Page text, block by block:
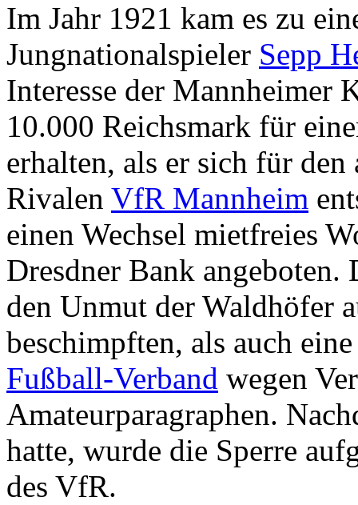
Im Jahr 1921 kam es zu
Jungnationalspieler Sepp
Interesse der Mannheimer
10.000 Reichsmark für
erhalten, als er sich für den
Rivalen VfR Mannheim
einen Wechsel mietfreies
Dresdner Bank
den Unmut der Waldhöfer
beschimpften, als auch
Fußball-Verband wegen
Amateurparagraphen.
hatte, wurde die Sperre
des VfR.